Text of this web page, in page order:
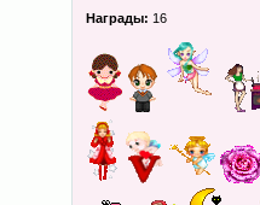
Награды: 16